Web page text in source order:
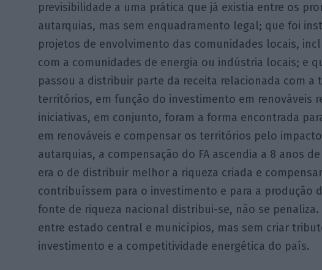
previsibilidade a uma prática que já existia entre os
autarquias, mas sem enquadramento legal; que foi
projetos de envolvimento das comunidades locais,
com a comunidades de energia ou indústria locais; e
passou a distribuir parte da receita relacionada com a
territórios, em função do investimento em renováveis
iniciativas, em conjunto, foram a forma encontrada
em renováveis e compensar os territórios pelo
autarquias, a compensação do FA ascendia a 8 anos
era o de distribuir melhor a riqueza criada e
contribuíssem para o investimento e para a produção
fonte de riqueza nacional distribui-se, não se
entre estado central e municípios, mas sem criar
investimento e a competitividade energética do país.